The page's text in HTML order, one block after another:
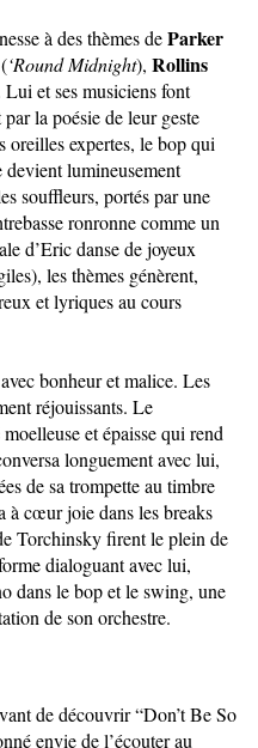
à des thèmes deParker
(‘Round Midnight), Rollins
et ses musiciens font
la poésie de leur geste
oreilles expertes, le bop qui
devient lumineusement
souffleurs, portés par une
ronronne comme un
d’Eric danse de joyeux
les thèmes génèrent,
et lyriques au cours
bonheur et malice. Les
réjouissants. Le
et épaisse qui rend
longuement avec lui,
de sa trompette au timbre
à cœur joie dans les breaks
Torchinsky firent le plein de
dialoguant avec lui,
dans le bop et le swing, une
de son orchestre.
de découvrir “Don’t Be So
envie de l’écouter au